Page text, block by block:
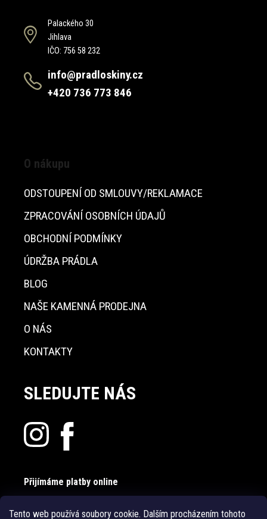
Tento web používá soubory cookie. Dalším procházením tohoto
Palackého 30
Jihlava
IČO: 756 58 232
info@pradloskiny.cz
+420 736 773 846
O nákupu
ODSTOUPENÍ OD SMLOUVY/REKLAMACE
ZPRACOVÁNÍ OSOBNÍCH ÚDAJŮ
OBCHODNÍ PODMÍNKY
ÚDRŽBA PRÁDLA
BLOG
NAŠE KAMENNÁ PRODEJNA
O NÁS
KONTAKTY
SLEDUJTE NÁS
Přijímáme platby online